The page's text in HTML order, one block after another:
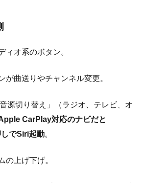
ィオ系のボタン。
が曲送りやチャンネル変更。
源切り替え」（ラジオ、テレビ、オ
CarPlay対応のナビだと
しでSiri起動。
の上げ下げ。